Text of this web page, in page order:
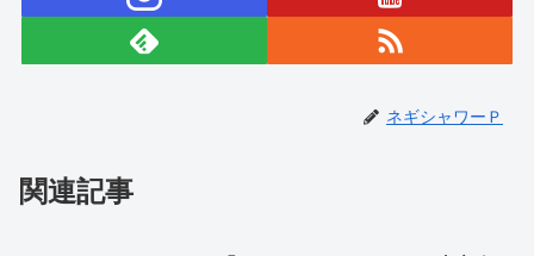
ネギシャワーＰ
関連記事